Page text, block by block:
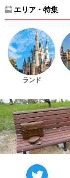
エリア・特集
ランド